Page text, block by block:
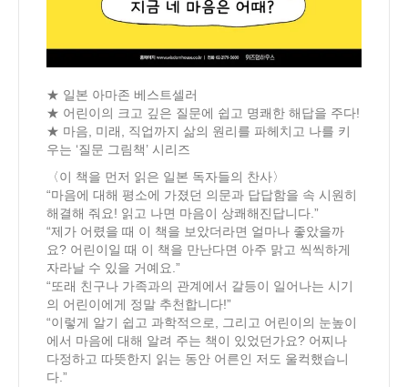
★ 일본 아마존 베스트셀러
★ 어린이의 크고 깊은 질문에 쉽고 명쾌한 해답을 주다!
★ 마음, 미래, 직업까지 삶의 원리를 파헤치고 나를 키
우는 ‘질문 그림책’ 시리즈
〈이 책을 먼저 읽은 일본 독자들의 찬사〉
“마음에 대해 평소에 가졌던 의문과 답답함을 속 시원히
해결해 줘요! 읽고 나면 마음이 상쾌해진답니다.”
“제가 어렸을 때 이 책을 보았더라면 얼마나 좋았을까
요? 어린이일 때 이 책을 만난다면 아주 맑고 씩씩하게
자라날 수 있을 거예요.”
“또래 친구나 가족과의 관계에서 갈등이 일어나는 시기
의 어린이에게 정말 추천합니다!”
“이렇게 알기 쉽고 과학적으로, 그리고 어린이의 눈높이
에서 마음에 대해 알려 주는 책이 있었던가요? 어찌나
다정하고 따뜻한지 읽는 동안 어른인 저도 울컥했습니
다.”